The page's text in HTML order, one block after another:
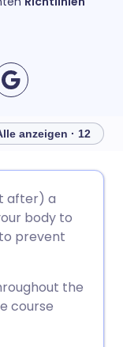
🇩🇪 Deutsch
🇫🇷 Français
nitrofurantoin used
anzeigen · 12
after) a
body to
prevent
the
course